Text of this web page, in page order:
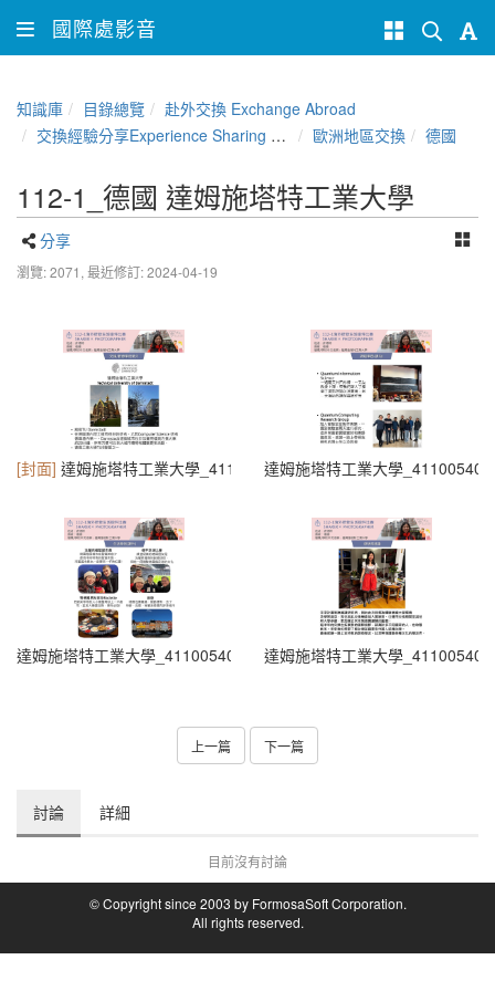
國際處影音
知識庫 目錄總覽
赴外交換 Exchange Abroad
交換經驗分享Experience Sharing of NCHU Exchange Program
歐洲地區交換 德國
112-1_德國 達姆施塔特工業大學
分享
瀏覽: 2071, 最近修訂: 2024-04-19
[封面] 達姆施塔特工業大學_4110054021_許博婷-1 - Po Ting Hsu
達姆施塔特工業大學
達姆施塔特工業大學_4110054021_許博婷-3 - Po Ting Hsu
達姆施塔特工業大學
上一篇 下一篇
討論 詳細
目前沒有討論
© Copyright since 2003 by FormosaSoft Corporation.
All rights reserved.